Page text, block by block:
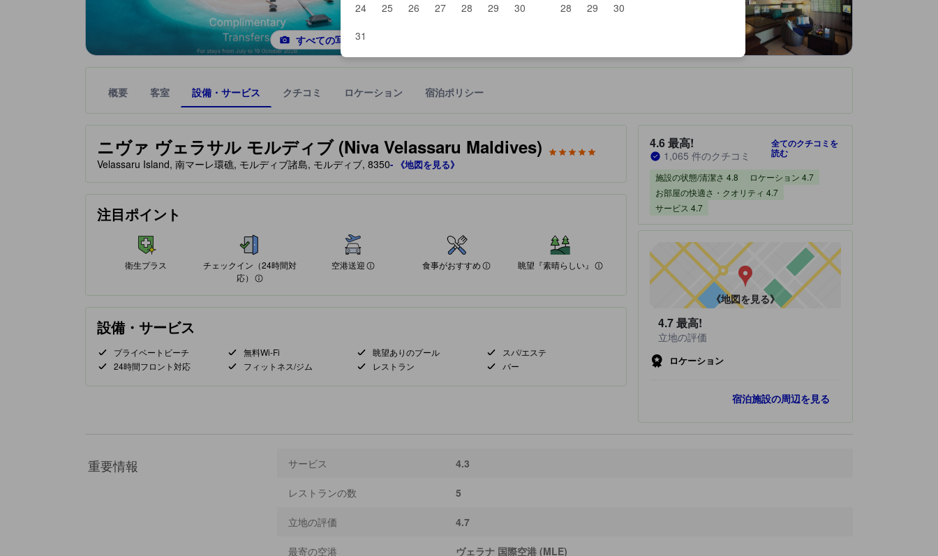
24
25 26 27 28 29
30
31
28
29 30
すべての写真を見る
概要 客室 設備・サービス クチコミ ロケーション 宿泊ポリシー
ニヴァ ヴェラサル モルディブ (Niva Velassaru Maldives)
星評価、最高5の内5
tooltip
星評価は、提携サイトから受け取った情報であり、宿泊施設に備わっていると予測される快適さや客室のレベルを示すものです。
Velassaru Island, 南マーレ環礁, モルディブ諸島, モルディブ, 8350- 《地図を見る》
注目ポイント
衛生プラス
チェックイン（24時間対
応）
チェックイン（24時間対応）
75%が好評価
空港送迎
空港送迎
100%が好評価
食事がおすすめ
食事がおすすめ
多くの宿泊したユーザーが、この施設での食事体験を絶賛しています
眺望『素晴らしい』
眺望『素晴らしい』
多くの宿泊したユーザーが、この施設の眺望を絶賛しています
設備・サービス
プライベートビーチ 無料Wi-Fi 眺望ありのプール
スパ/エステ
24時間フロント対応
フィットネス/ジム レストラン バー
宿泊施設のクチコミスコア：4.6 / 5 最高! 1,065 件のクチコミ
4.6最高!
1,065 件のクチコミ
全てのクチコミを
読む
施設の状態/清潔さ 4.8
ロケーション 4.7
お部屋の快適さ・クオリティ 4.7
サービス 4.7
《地図を見る》
4.7最高!
立地の評価
ロケーション
宿泊施設の周辺を見る
重要情報 サービス 4.3
レストランの数 5
立地の評価 4.7
最寄の空港 ヴェラナ 国際空港 (MLE)